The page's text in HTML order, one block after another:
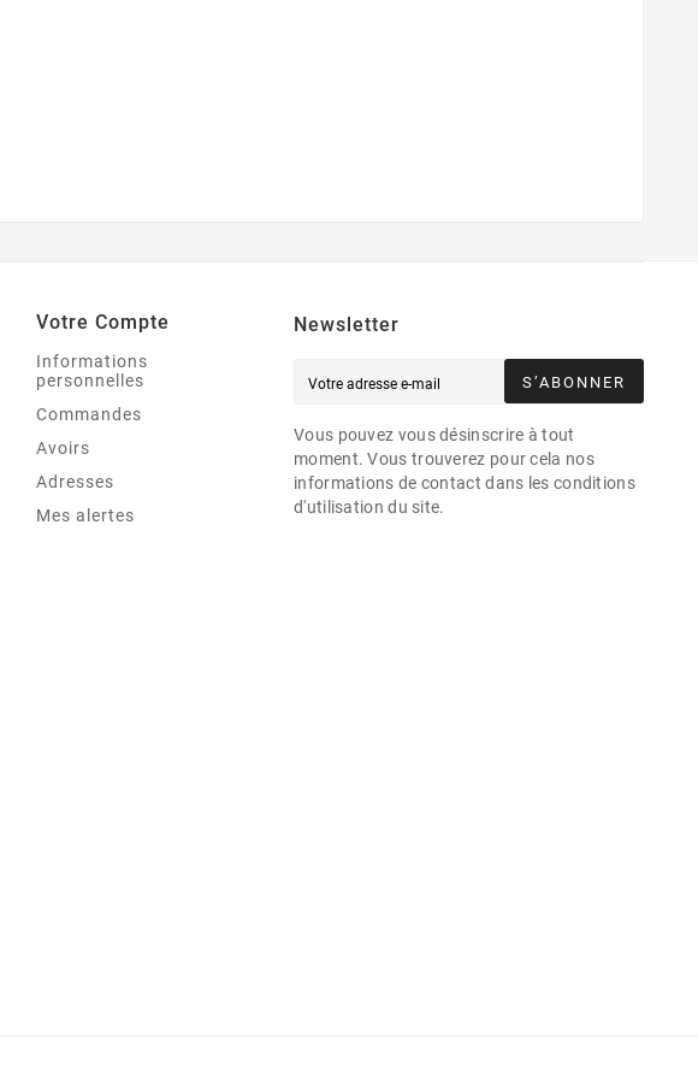
Votre Compte
Informations
personnelles
Commandes
Avoirs
Adresses
Mes alertes
Newsletter
S’ABONNER
Vous pouvez vous désinscrire à tout
moment. Vous trouverez pour cela nos
informations de contact dans les conditions
d'utilisation du site.